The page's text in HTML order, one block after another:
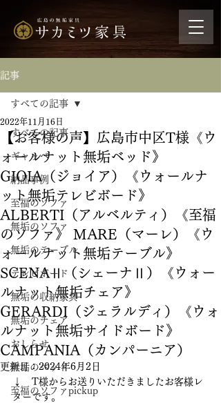
記事
すべての記事
ギャッベ
納品事例
至福のソファ
無垢のソファ
無垢のテーブル
テレビボード
無垢の収納家具
無垢のチェア
おしらせ
無垢のベッド
至福のソファpickup
すべての記事
【お客様の声】広島市中区T様《ウ
ォールナット無垢ベッド》
GIOIA（ジョイア）《ウォールナ
ット無垢テレビボード》
ALBERTI（アルベルティ）《至福
のソファ》 MARE（マーレ）《ウ
ォールナット無垢テーブル》
SCENAⅡ（シェーナⅡ）《ウォー
ルナット無垢チェア》
GERARDI（ジェラルディ）《ウォ
ルナット無垢サイドボード》
CAMPANIA（カンパーニア）
2022年11月16日
更新日：2024年6月2日
↓　T様からお送りいただきましたお客様レ
ターです。